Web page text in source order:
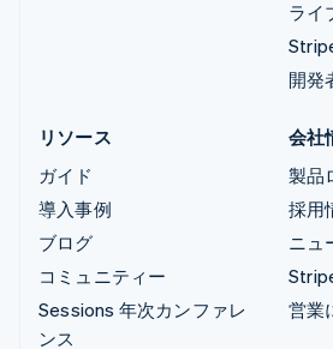
ライ
開発
リソース
ガイド
導入事例
ブログ
コミュニティー
Sessions 年次カンファレ
ンス
会社
製品
採用
ニュ
営業